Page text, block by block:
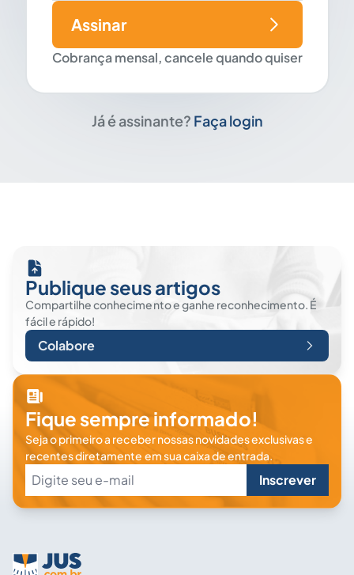
Cobrança mensal, cancele quando quiser
Assinar
Já é assinante? Faça login
Publique seus artigos
Compartilhe conhecimento e ganhe reconhecimento. É
fácil e rápido!
Colabore
Fique sempre informado!
Seja o primeiro a receber nossas novidades exclusivas e
recentes diretamente em sua caixa de entrada.
Inscrever